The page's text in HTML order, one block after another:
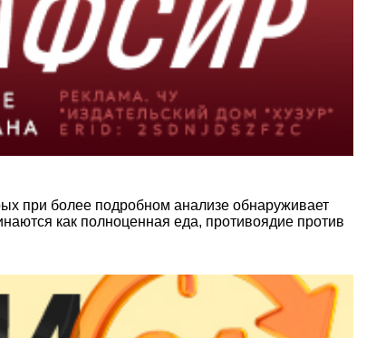
при более подробном анализе обнаруживает
как полноценная еда, противоядие против